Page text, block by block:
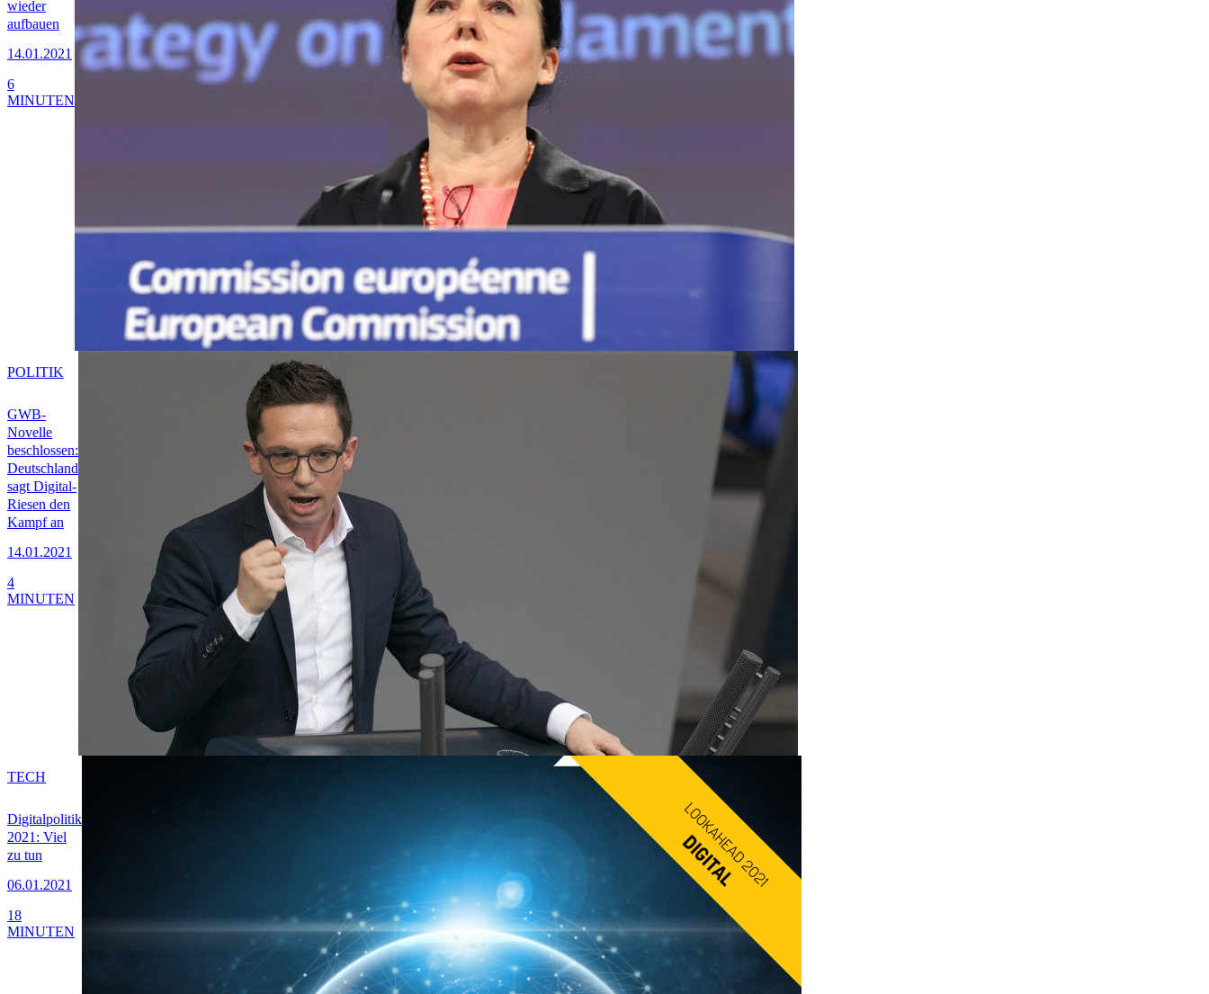
wieder
aufbauen
14.01.2021
6
MINUTEN
GWB-
Novelle
beschlossen:
Deutschland
sagt Digital-
Riesen den
Kampf an
14.01.2021
POLITIK
4
MINUTEN
Digitalpolitik
2021: Viel
zu tun
06.01.2021
TECH
18
MINUTEN